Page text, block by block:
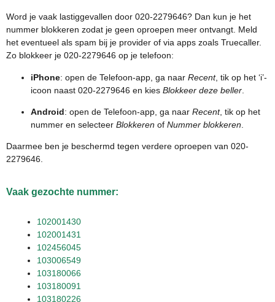
Word je vaak lastiggevallen door 020-2279646? Dan kun je het
nummer blokkeren zodat je geen oproepen meer ontvangt. Meld
het eventueel als spam bij je provider of via apps zoals Truecaller.
Zo blokkeer je 020-2279646 op je telefoon:
iPhone: open de Telefoon-app, ga naar Recent, tik op het ‘i’-
icoon naast 020-2279646 en kies Blokkeer deze beller
Android: open de Telefoon-app, ga naar Recent, tik op het
nummer en selecteer Blokkeren of Nummer blokkeren
Daarmee ben je beschermd tegen verdere oproepen van 020-
2279646.
Vaak gezochte nummer:
102001430
102001431
102456045
103006549
103180066
103180091
103180226